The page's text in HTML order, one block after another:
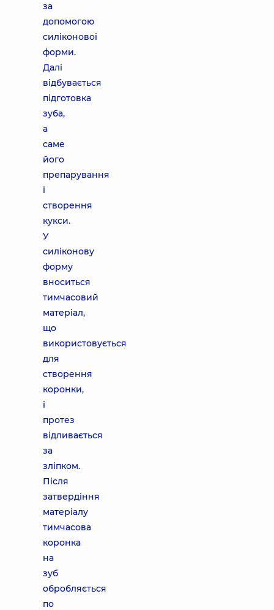
за
допомогою
силіконової
форми.
Далі
відбувається
підготовка
зуба,
а
саме
його
препарування
і
створення
кукси.
У
силіконову
форму
вноситься
тимчасовий
матеріал,
що
використовується
для
створення
коронки,
і
протез
відливається
за
зліпком.
Після
затвердіння
матеріалу
тимчасова
коронка
на
зуб
обробляється
по